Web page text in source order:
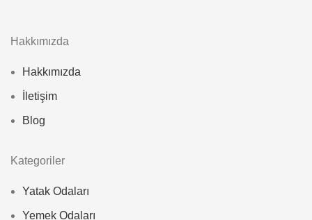
Hakkımızda
Hakkımızda
İletişim
Blog
Kategoriler
Yatak Odaları
Yemek Odaları